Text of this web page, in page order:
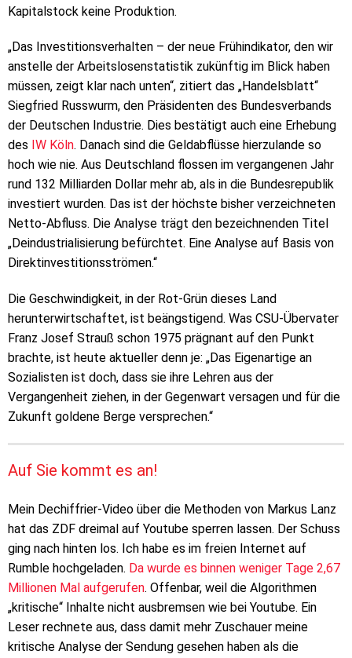
Kapitalstock keine Produktion.
„Das Investitionsverhalten – der neue Frühindikator, den wir
anstelle der Arbeitslosenstatistik zukünftig im Blick haben
müssen, zeigt klar nach unten“, zitiert das „Handelsblatt“
Siegfried Russwurm, den Präsidenten des Bundesverbands
der Deutschen Industrie. Dies bestätigt auch eine Erhebung
des IW Köln. Danach sind die Geldabflüsse hierzulande so
hoch wie nie. Aus Deutschland flossen im vergangenen Jahr
rund 132 Milliarden Dollar mehr ab, als in die Bundesrepublik
investiert wurden. Das ist der höchste bisher verzeichneten
Netto-Abfluss. Die Analyse trägt den bezeichnenden Titel
„Deindustrialisierung befürchtet. Eine Analyse auf Basis von
Direktinvestitionsströmen.“
Die Geschwindigkeit, in der Rot-Grün dieses Land
herunterwirtschaftet, ist beängstigend. Was CSU-Übervater
Franz Josef Strauß schon 1975 prägnant auf den Punkt
brachte, ist heute aktueller denn je: „Das Eigenartige an
Sozialisten ist doch, dass sie ihre Lehren aus der
Vergangenheit ziehen, in der Gegenwart versagen und für die
Zukunft goldene Berge versprechen.“
Auf Sie kommt es an!
Mein Dechiffrier-Video über die Methoden von Markus Lanz
hat das ZDF dreimal auf Youtube sperren lassen. Der Schuss
ging nach hinten los. Ich habe es im freien Internet auf
Rumble hochgeladen. Da wurde es binnen weniger Tage 2,67
Millionen Mal aufgerufen. Offenbar, weil die Algorithmen
„kritische“ Inhalte nicht ausbremsen wie bei Youtube. Ein
Leser rechnete aus, dass damit mehr Zuschauer meine
kritische Analyse der Sendung gesehen haben als die